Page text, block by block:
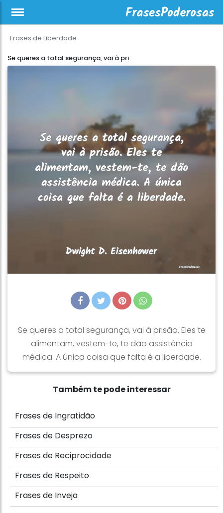
Frases de Liberdade
Se queres a total segurança, vai à pri
Se queres a total segurança, vai à prisão. Eles te
alimentam, vestem-te, te dão assistência
médica. A única coisa que falta é a liberdade.
Também te pode interessar
Frases de Ingratidão
Frases de Desprezo
Frases de Reciprocidade
Frases de Respeito
Frases de Inveja